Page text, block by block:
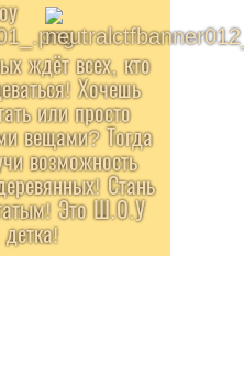
ждёт всех, кто
Хочешь
или просто
вещами? Тогда
возможность
Стань
Это Ш.О.У